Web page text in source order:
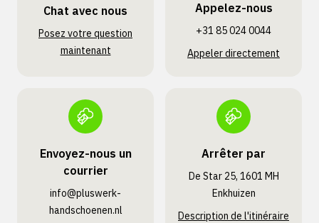
Chat avec nous
Posez votre question
maintenant
Appelez-nous
+31 85 024 0044
Appeler directement
Envoyez-nous un
courrier
info@pluswerk­
handschoenen.nl
Arrêter par
De Star 25, 1601 MH
Enkhuizen
Description de l'itinéraire